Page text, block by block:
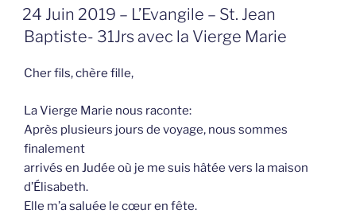
GEPLAATST
OP
24 Juin 2019 – L’Evangile – St. Jean
Baptiste- 31Jrs avec la Vierge Marie
Cher fils, chère fille,
La Vierge Marie nous raconte:
Après plusieurs jours de voyage, nous sommes
finalement
arrivés en Judée où je me suis hâtée vers la maison
d’Élisabeth.
Elle m’a saluée le cœur en fête.